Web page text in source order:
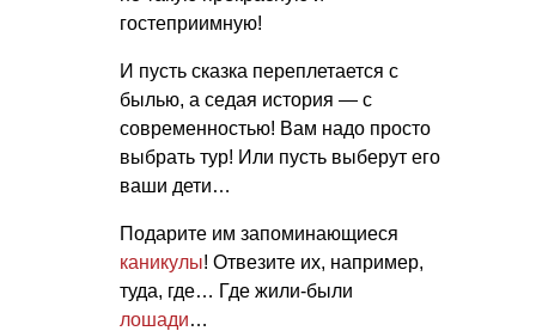
гостеприимную!
И пусть сказка переплетается с
былью, а седая история — с
современностью! Вам надо просто
выбрать тур! Или пусть выберут его
ваши дети…
Подарите им запоминающиеся
каникулы! Отвезите их, например,
туда, где… Где жили-были
лошади…